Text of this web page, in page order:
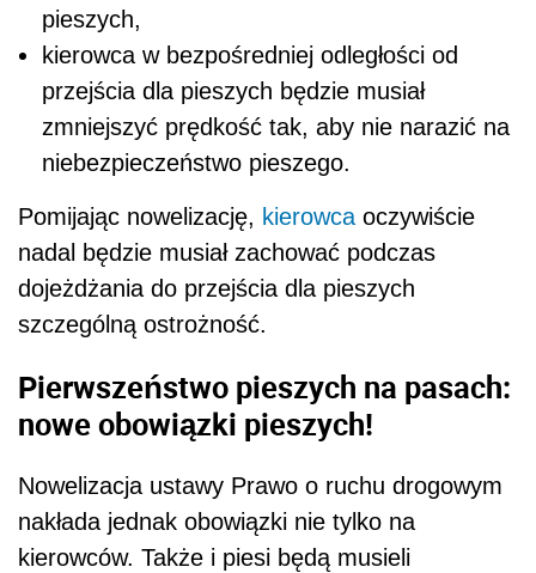
pieszych,
kierowca w bezpośredniej odległości od
przejścia dla pieszych będzie musiał
zmniejszyć prędkość tak, aby nie narazić na
niebezpieczeństwo pieszego.
Pomijając nowelizację, kierowca oczywiście
nadal będzie musiał zachować podczas
dojeżdżania do przejścia dla pieszych
szczególną ostrożność.
Pierwszeństwo pieszych na pasach:
nowe obowiązki pieszych!
Nowelizacja ustawy Prawo o ruchu drogowym
nakłada jednak obowiązki nie tylko na
kierowców. Także i piesi będą musieli